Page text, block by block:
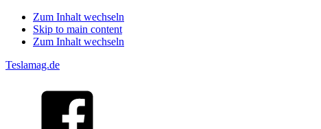
Zum Inhalt wechseln
Skip to main content
Zum Inhalt wechseln
Teslamag.de